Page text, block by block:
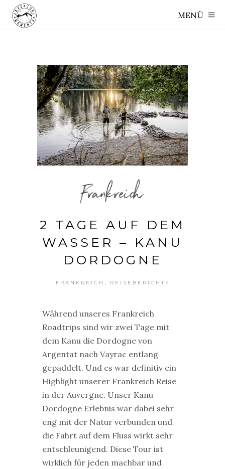
MENÜ
Frankreich
2 TAGE AUF DEM
WASSER – KANU
DORDOGNE
FRANKREICH REISEBERICHTE
Während unseres Frankreich
Roadtrips sind wir zwei Tage mit
dem Kanu die Dordogne von
Argentat nach Vayrac entlang
gepaddelt. Und es war definitiv ein
Highlight unserer Frankreich Reise
in der Auvergne. Unser Kanu
Dordogne Erlebnis war dabei sehr
eng mit der Natur verbunden und
die Fahrt auf dem Fluss wirkt sehr
entschleunigend. Diese Tour ist
wirklich für jeden machbar und